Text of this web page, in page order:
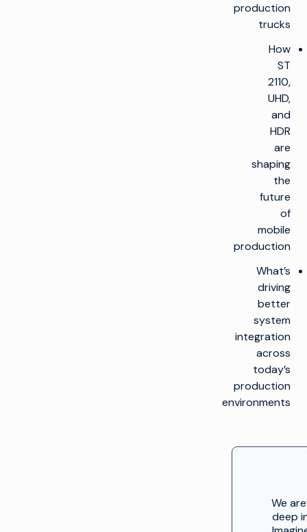
production
trucks
How
ST
2110,
UHD,
and
HDR
are
shaping
the
future
of
mobile
production
What’s
driving
better
system
integration
across
today’s
production
environments
“We are
deep